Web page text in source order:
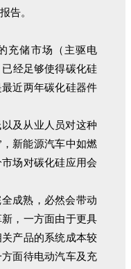
告。
充储市场（主驱电
经足够使得碳化硅
近两年碳化硅器件
及从业人员对这种
新能源汽车中如燃
场对碳化硅应用会
成熟，必然会带动
，一方面由于更具
产品的系统成本较
面待电动汽车及充